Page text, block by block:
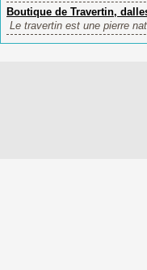
Boutique de Travertin,
Le travertin est une pierre